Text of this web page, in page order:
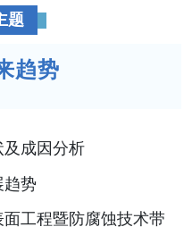
题
趋势
及成因分析
趋势
工程暨防腐蚀技术带